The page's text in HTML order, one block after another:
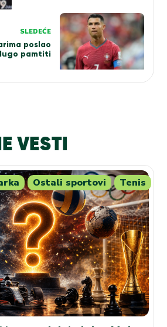
SLEDEĆE
poslao
pamtiti
VESTI
Ostali sportovi Tenis